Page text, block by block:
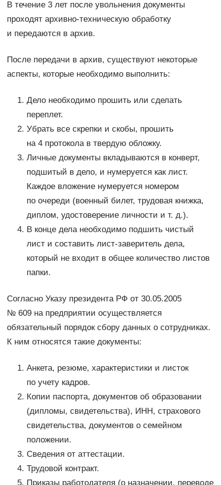
В течение 3 лет после увольнения документы
проходят архивно-техническую обработку
и передаются в архив.
После передачи в архив, существуют некоторые
аспекты, которые необходимо выполнить:
Дело необходимо прошить или сделать
переплет.
Убрать все скрепки и скобы, прошить
на 4 протокола в твердую обложку.
Личные документы вкладываются в конверт,
подшитый в дело, и нумеруется как лист.
Каждое вложение нумеруется номером
по очереди (военный билет, трудовая книжка,
диплом, удостоверение личности и т. д.).
В конце дела необходимо подшить чистый
лист и составить лист-заверитель дела,
который не входит в общее количество листов
папки.
Согласно Указу президента РФ от 30.05.2005
№ 609 на предприятии осуществляется
обязательный порядок сбору данных о сотрудниках.
К ним относятся такие документы:
Анкета, резюме, характеристики и листок
по учету кадров.
Копии паспорта, документов об образовании
(дипломы, свидетельства), ИНН, страхового
свидетельства, документов о семейном
положении.
Сведения от аттестации.
Трудовой контракт.
Приказы работодателя (о назначении, переводе